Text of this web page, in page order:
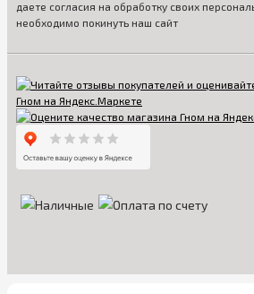
даете согласия на обработку своих
необходимо покинуть наш сайт